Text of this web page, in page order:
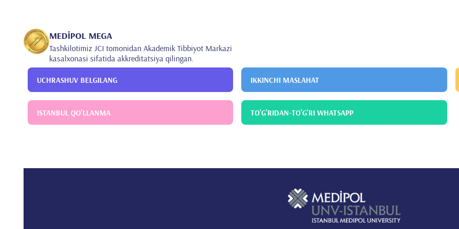
I123 yoki I131 MIBG displey
MEDİPOL MEGA
Tashkilotimiz JCI tomonidan Akademik Tibbiyot Markazi
kasalxonasi sifatida akkreditatsiya qilingan.
UCHRASHUV BELGILANG IKKINCHI MASLAHAT
ISTANBUL QO'LLANMA TO'G'RIDAN-TO'G'RI WHATSAPP